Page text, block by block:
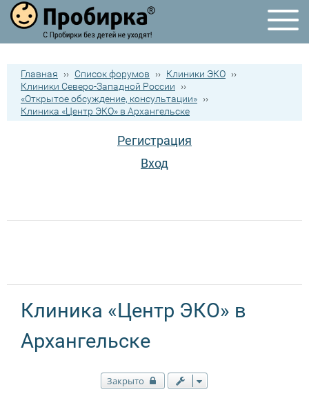
Главная ›› Список форумов ›› Клиники ЭКО ››
Клиники Северо-Западной России
››
«Открытое обсуждение, консультации» ››
Клиника «Центр ЭКО» в Архангельске
Регистрация
Вход
Клиника «Центр ЭКО» в
Архангельске
Закрыто